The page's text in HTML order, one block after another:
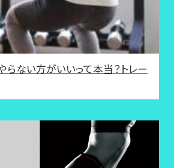
らない方がいいって本当？トレー